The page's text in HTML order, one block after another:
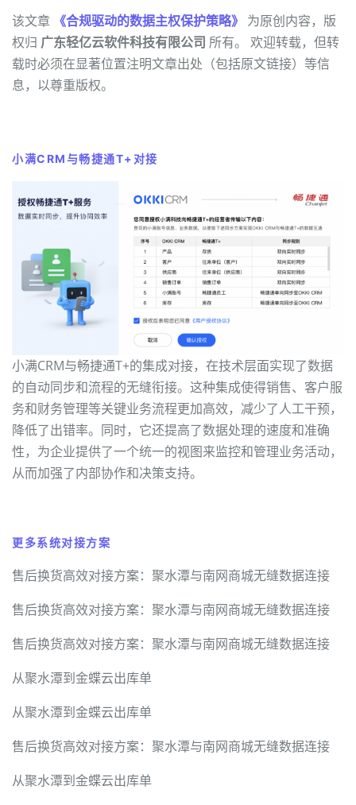
该文章 《合规驱动的数据主权保护策略》 为原创内容，版
权归 广东轻亿云软件科技有限公司 所有。 欢迎转载，但转
载时必须在显著位置注明文章出处（包括原文链接）等信
息，以尊重版权。
小满CRM与畅捷通T+对接
小满CRM与畅捷通T+的集成对接，在技术层面实现了数据
的自动同步和流程的无缝衔接。这种集成使得销售、客户服
务和财务管理等关键业务流程更加高效，减少了人工干预，
降低了出错率。同时，它还提高了数据处理的速度和准确
性，为企业提供了一个统一的视图来监控和管理业务活动，
从而加强了内部协作和决策支持。
更多系统对接方案
售后换货高效对接方案：聚水潭与南网商城无缝数据连接
售后换货高效对接方案：聚水潭与南网商城无缝数据连接
售后换货高效对接方案：聚水潭与南网商城无缝数据连接
从聚水潭到金蝶云出库单
从聚水潭到金蝶云出库单
售后换货高效对接方案：聚水潭与南网商城无缝数据连接
从聚水潭到金蝶云出库单